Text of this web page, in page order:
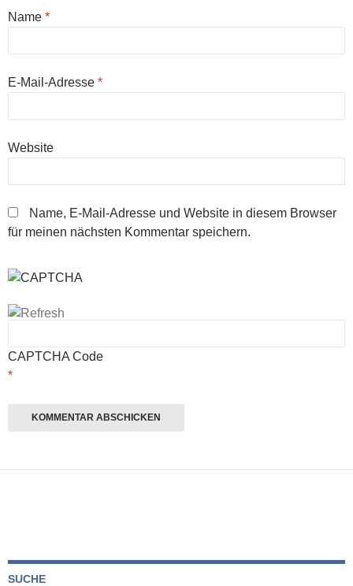
Name *
E-Mail-Adresse *
Website
Name, E-Mail-Adresse und Website in diesem Browser
für meinen nächsten Kommentar speichern.
CAPTCHA Code
*
SUCHE